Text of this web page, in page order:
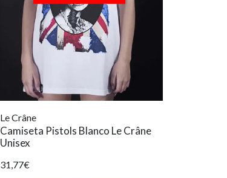
Le Crâne
Camiseta Pistols Blanco Le Crâne
Unisex
31,77€